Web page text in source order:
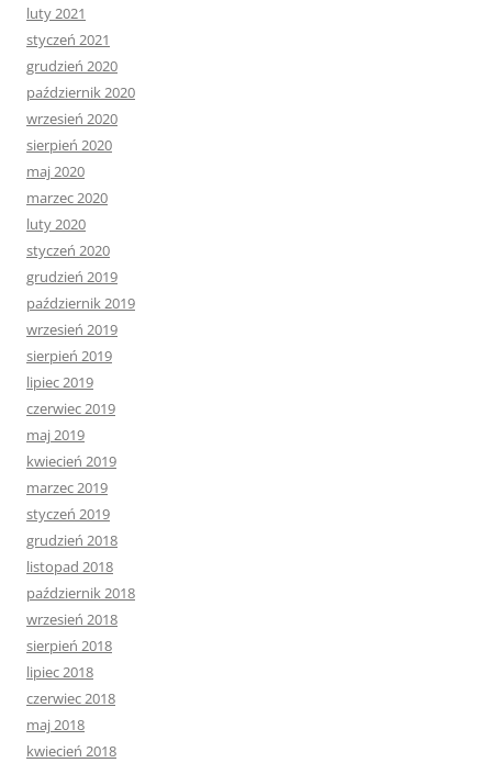
luty 2021
styczeń 2021
grudzień 2020
październik 2020
wrzesień 2020
sierpień 2020
maj 2020
marzec 2020
luty 2020
styczeń 2020
grudzień 2019
październik 2019
wrzesień 2019
sierpień 2019
lipiec 2019
czerwiec 2019
maj 2019
kwiecień 2019
marzec 2019
styczeń 2019
grudzień 2018
listopad 2018
październik 2018
wrzesień 2018
sierpień 2018
lipiec 2018
czerwiec 2018
maj 2018
kwiecień 2018